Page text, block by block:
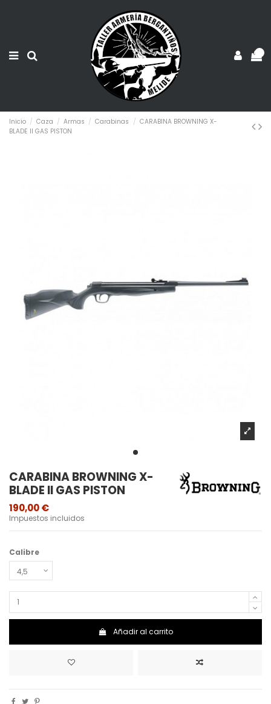
Inicio Caza Armas Carabinas
CARABINA BROWNING X-
BLADE II GAS PISTON
CARABINA BROWNING X-
BLADE II GAS PISTON
190,00 €
Impuestos incluidos
Calibre
Añadir al carrito